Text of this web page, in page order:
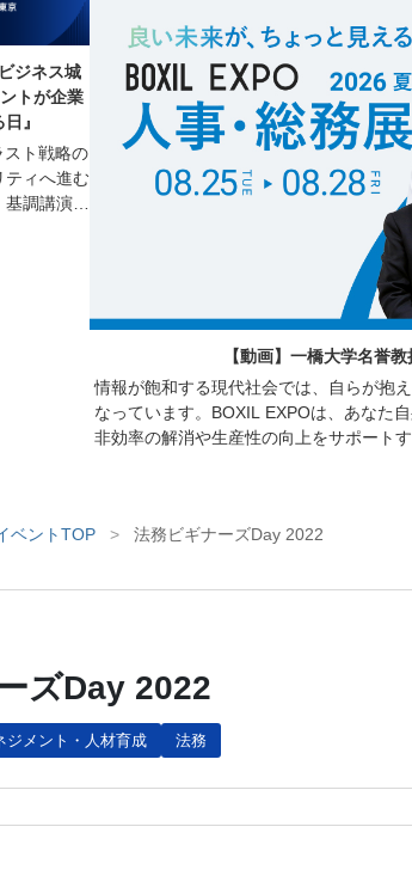
ジネス城
トが企業
』
スト戦略の
ティへ進む
調講演や
ます。
【動画】一橋大学名誉
情報が飽和する現代社会では、自らが抱
なっています。BOXIL EXPOは、あなた
非効率の解消や生産性の向上をサポート
働く方々を対象に、人材の採用育成や組
ベントTOP > 法務ビギナーズDay 2022
ズDay 2022
ジメント・人材育成 法務